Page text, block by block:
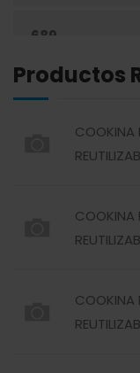
ESPECIAS
LAVANDERÍA
689
AMBAR
Productos
COOKINA
COOKINA
COOKINA